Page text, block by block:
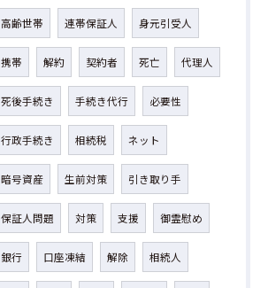
高齢世帯 連帯保証人 身元引受人
携帯 解約 契約者 死亡 代理人
死後手続き 手続き代行 必要性
行政手続き 相続税 ネット
暗号資産 生前対策 引き取り手
保証人問題 対策 支援 御霊慰め
銀行 口座凍結 解除 相続人